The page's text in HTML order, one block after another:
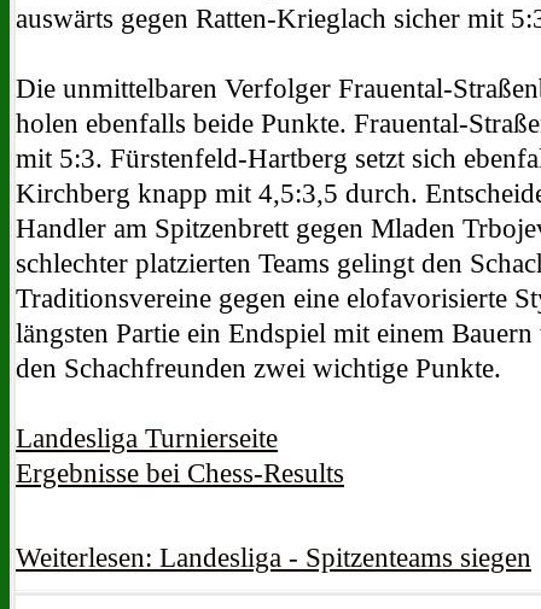
auswärts gegen Ratten-Krieglach sicher mit
Die unmittelbaren Verfolger Frauental-
holen ebenfalls beide Punkte. Frauental-
mit 5:3. Fürstenfeld-Hartberg setzt sich
Kirchberg knapp mit 4,5:3,5 durch.
Handler am Spitzenbrett gegen Mladen
schlechter platzierten Teams gelingt den
Traditionsvereine gegen eine elofavorisierte
längsten Partie ein Endspiel mit einem
den Schachfreunden zwei wichtige Punkte.
Landesliga Turnierseite
Ergebnisse bei Chess-Results
Weiterlesen: Landesliga - Spitzenteams siegen